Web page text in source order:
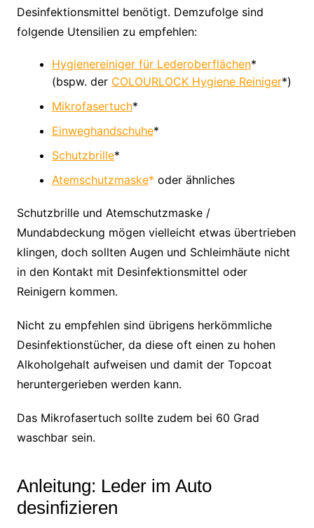
Desinfektionsmittel benötigt. Demzufolge sind
folgende Utensilien zu empfehlen:
Hygienereiniger für Lederoberflächen*
(bspw. der COLOURLOCK Hygiene Reiniger*)
Mikrofasertuch*
Einweghandschuhe*
Schutzbrille*
Atemschutzmaske* oder ähnliches
Schutzbrille und Atemschutzmaske /
Mundabdeckung mögen vielleicht etwas übertrieben
klingen, doch sollten Augen und Schleimhäute nicht
in den Kontakt mit Desinfektionsmittel oder
Reinigern kommen.
Nicht zu empfehlen sind übrigens herkömmliche
Desinfektionstücher, da diese oft einen zu hohen
Alkoholgehalt aufweisen und damit der Topcoat
heruntergerieben werden kann.
Das Mikrofasertuch sollte zudem bei 60 Grad
waschbar sein.
Anleitung: Leder im Auto
desinfizieren